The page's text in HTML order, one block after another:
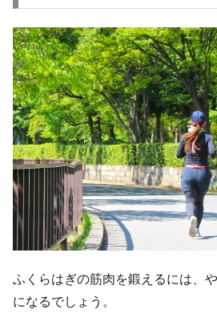
ふくらはぎの筋肉を鍛えるには、
になるでしょう。